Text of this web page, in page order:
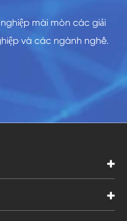
mài mòn các giải
và các ngành nghề.